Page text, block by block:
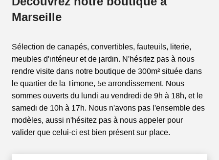
Marseille
Sélection de canapés, convertibles, fauteuils, literie,
meubles d'intérieur et de jardin. N'hésitez pas à nous
rendre visite dans notre boutique de 300m² située dans
le quartier de la Timone, 5e arrondissement. Nous
sommes ouverts du lundi au vendredi de 9h à 18h, et le
samedi de 10h à 17h. Nous n'avons pas l'ensemble des
modèles, aussi n'hésitez pas à nous appeler pour
valider que celui-ci est bien présent sur place.